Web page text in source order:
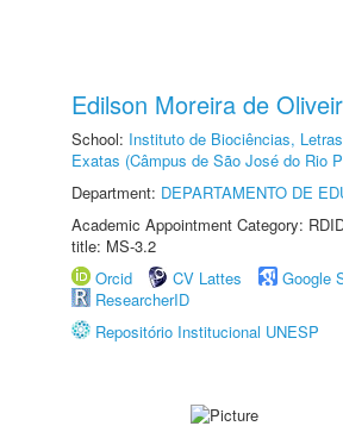
Edilson Moreira de
School: Instituto de Biociências,
Exatas (Câmpus de São José do Rio
Department: DEPARTAMENTO DE
Academic Appointment Category:
title: MS-3.2
Orcid
CV Lattes
Google
ResearcherID
Repositório Institucional UNESP